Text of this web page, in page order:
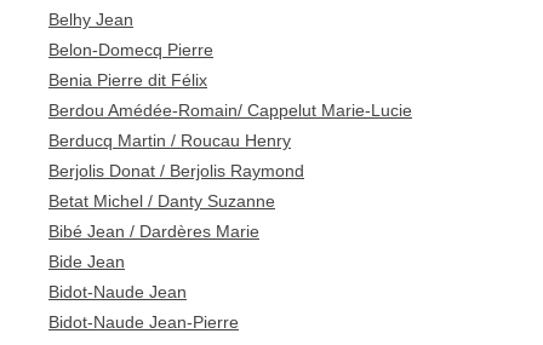
Belhy Jean
Belon-Domecq Pierre
Benia Pierre dit Félix
Berdou Amédée-Romain/ Cappelut Marie-Lucie
Berducq Martin / Roucau Henry
Berjolis Donat / Berjolis Raymond
Betat Michel / Danty Suzanne
Bibé Jean / Dardères Marie
Bide Jean
Bidot-Naude Jean
Bidot-Naude Jean-Pierre